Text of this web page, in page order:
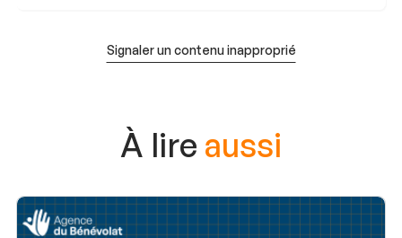
Signaler un contenu inapproprié
À lire aussi